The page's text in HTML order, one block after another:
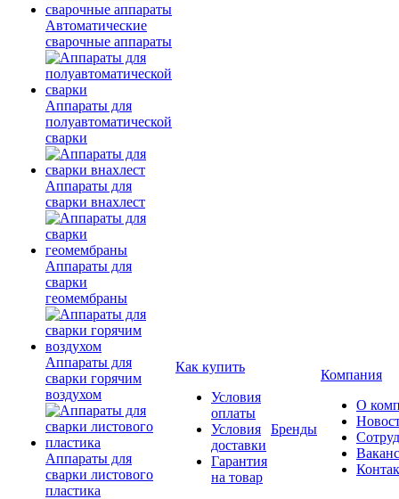
Автоматические
сварочные аппараты
Аппараты для
полуавтоматической
сварки
Аппараты для
сварки внахлест
Аппараты для
сварки
геомембраны
Аппараты для
сварки горячим
воздухом
Аппараты для
сварки листового
пластика
Как купить
Условия
оплаты
Условия
доставки
Гарантия
на товар
Бренды
Компания
О